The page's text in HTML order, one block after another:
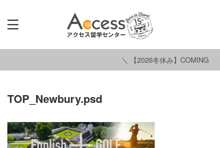
＼ 【2026冬休み】COMING
TOP_Newbury.psd